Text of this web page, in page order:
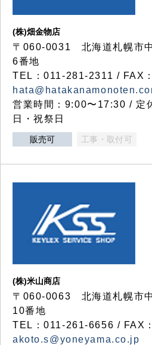
(株)畑金物店
〒060-0031 北海道札幌市
6番地
TEL：011-281-2311 / FAX
営業時間：9:00〜17:30 / 定
日・祝祭日
販売可 工事・取付可
(株)米山商店
〒060-0063 北海道札幌市
10番地
TEL：011-261-6656 / FAX
akoto.s@yoneyama.co.jp